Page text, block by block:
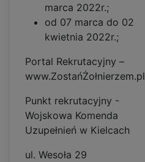
marca 2022r.;
od 07 marca do 02
kwietnia 2022r.;
Portal Rekrutacyjny –
www.ZostańŻołnierzem.pl
Punkt rekrutacyjny -
Wojskowa Komenda
Uzupełnień w Kielcach
ul. Wesoła 29